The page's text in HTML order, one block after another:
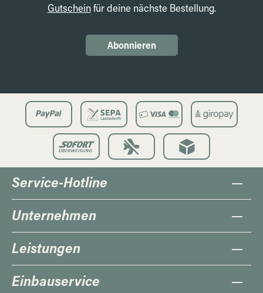
Gutscheinfür deine nächste Bestellung.
Abonnieren
Service-Hotline
Unternehmen
Leistungen
Einbauservice